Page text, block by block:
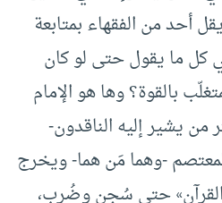
أحد من الفقهاء بمتابعة
كل ما يقول حتى لو كان
بالقوة؟ وها هو الإمام
من يشير إليه الناقدون-
-وهما مَن هما- ويخرج
حتى سُجن وضُرب،